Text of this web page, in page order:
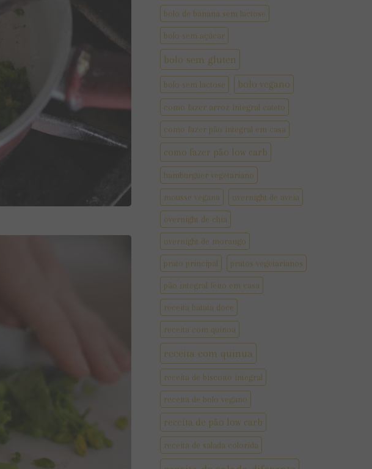
bolo de banana sem lactose
bolo sem açúcar
bolo sem gluten
bolo sem lactose bolo vegano
como fazer arroz integral cateto
como fazer pão integral em casa
como fazer pão low carb
hamburguer vegetariano
mousse vegana overnight de aveia
overnight de chia
overnight de morango
prato principal pratos vegetarianos
pão integral feito em casa
receita batata doce
receita com quinoa
receita com quinua
receita de biscoito integral
receita de bolo vegano
receita de pão low carb
receita de salada colorida